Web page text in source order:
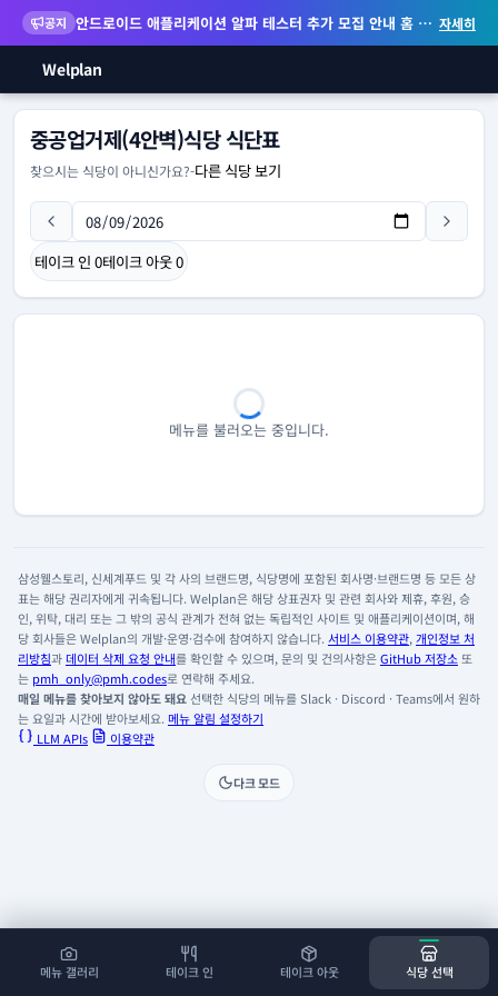
공지 안드로이드 애플리케이션 알파 테스터 추가 모집 안내 홈 화면 위젯 등 지원 자세히
Welplan
메뉴 갤러리 테이크 인 테이크 아웃 식당 선택
중공업거제(4안벽)식당 식단표
찾으시는 식당이 아니신가요?-다른 식당 보기
테이크 인 0테이크 아웃0
메뉴를 불러오는 중입니다.
삼성웰스토리, 신세계푸드 및 각 사의 브랜드명, 식당명에 포함된 회사명·브랜드명 등 모든 상
표는 해당 권리자에게 귀속됩니다. Welplan은 해당 상표권자 및 관련 회사와 제휴, 후원, 승
인, 위탁, 대리 또는 그 밖의 공식 관계가 전혀 없는 독립적인 사이트 및 애플리케이션이며, 해
당 회사들은 Welplan의 개발·운영·검수에 참여하지 않습니다. 서비스 이용약관, 개인정보 처
리방침과데이터 삭제 요청 안내를 확인할 수 있으며, 문의 및 건의사항은GitHub 저장소 또
는 pmh_only@pmh.codes로 연락해 주세요.
매일 메뉴를 찾아보지 않아도 돼요선택한 식당의 메뉴를 Slack · Discord · Teams에서 원하
는 요일과 시간에 받아보세요. 메뉴 알림 설정하기
LLM APIs
이용약관
다크 모드